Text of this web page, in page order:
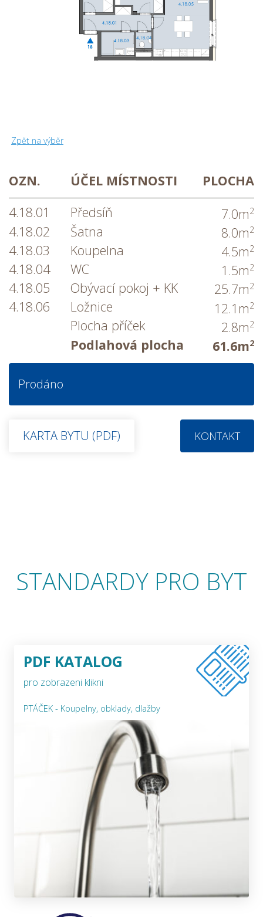
Zpět na výběr
OZN. ÚČEL MÍSTNOSTI
PLOCHA
4.18.01
Předsíň 7.0m2
4.18.02 Šatna 8.0m2
4.18.03 Koupelna 4.5m2
4.18.04 WC 1.5m2
4.18.05 Obývací pokoj + KK 25.7m2
4.18.06 Ložnice 12.1m2
Plocha příček 2.8m2
Podlahová plocha 61.6m2
Prodáno
KARTA BYTU (PDF) KONTAKT
STANDARDY PRO BYT
PDF KATALOG
pro zobrazeni klikni
PTÁČEK - Koupelny, obklady, dlažby